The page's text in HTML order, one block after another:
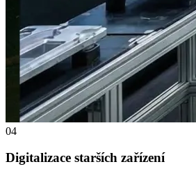
04
Digitalizace starších zařízení